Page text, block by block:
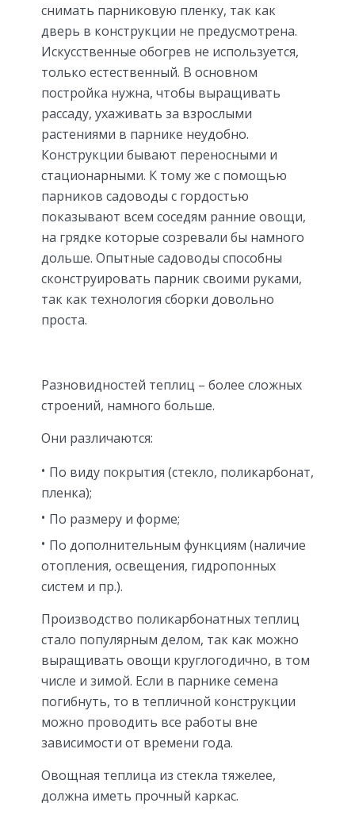
снимать парниковую пленку, так как
дверь в конструкции не предусмотрена.
Искусственные обогрев не используется,
только естественный. В основном
постройка нужна, чтобы выращивать
рассаду, ухаживать за взрослыми
растениями в парнике неудобно.
Конструкции бывают переносными и
стационарными. К тому же с помощью
парников садоводы с гордостью
показывают всем соседям ранние овощи,
на грядке которые созревали бы намного
дольше. Опытные садоводы способны
сконструировать парник своими руками,
так как технология сборки довольно
проста.
Разновидностей теплиц – более сложных
строений, намного больше.
Они различаются:
По виду покрытия (стекло, поликарбонат,
пленка);
По размеру и форме;
По дополнительным функциям (наличие
отопления, освещения, гидропонных
систем и пр.).
Производство поликарбонатных теплиц
стало популярным делом, так как можно
выращивать овощи круглогодично, в том
числе и зимой. Если в парнике семена
погибнуть, то в тепличной конструкции
можно проводить все работы вне
зависимости от времени года.
Овощная теплица из стекла тяжелее,
должна иметь прочный каркас.